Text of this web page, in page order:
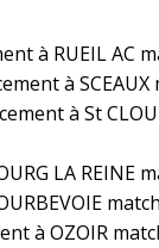
à RUEIL AC
à
à St
LA REINE
à OZOIR